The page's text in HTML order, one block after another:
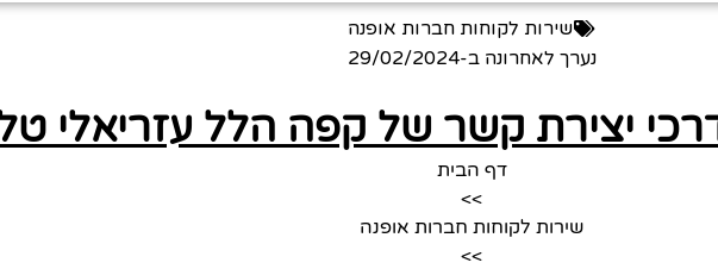
שירות לקוחות חברות אופנה
נערך לאחרונה ב-29/02/2024
יצירת קשר של קפה הלל עזריאלי
דף הבית
>>
שירות לקוחות חברות אופנה
>>